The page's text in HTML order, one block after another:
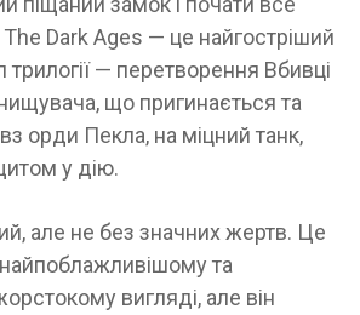
Dark Ages — це найгостріший
трилогії — перетворення Вбивці
що пригинається та
орди Пекла, на міцний танк,
у дію.
але не без значних жертв. Це
та
вигляді, але він